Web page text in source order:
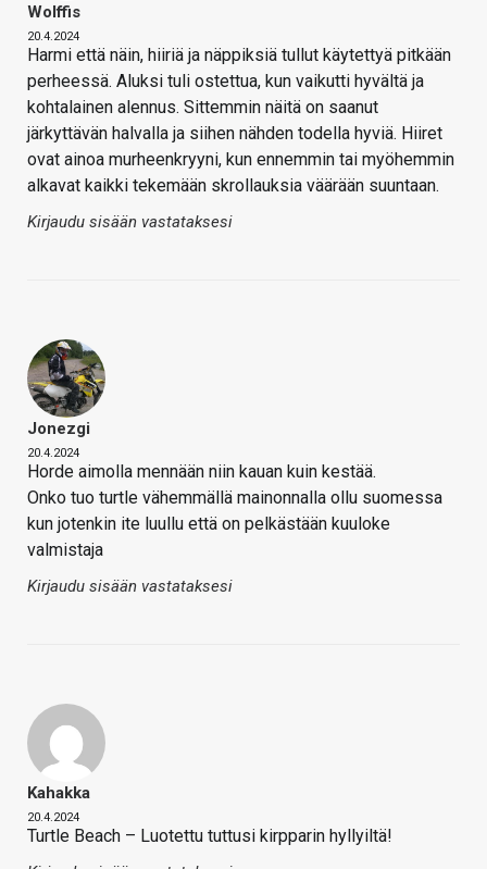
Wolffis
20.4.2024
Harmi että näin, hiiriä ja näppiksiä tullut käytettyä pitkään
perheessä. Aluksi tuli ostettua, kun vaikutti hyvältä ja
kohtalainen alennus. Sittemmin näitä on saanut
järkyttävän halvalla ja siihen nähden todella hyviä. Hiiret
ovat ainoa murheenkryyni, kun ennemmin tai myöhemmin
alkavat kaikki tekemään skrollauksia väärään suuntaan.
Kirjaudu sisään vastataksesi
Jonezgi
20.4.2024
Horde aimolla mennään niin kauan kuin kestää.
Onko tuo turtle vähemmällä mainonnalla ollu suomessa
kun jotenkin ite luullu että on pelkästään kuuloke
valmistaja
Kirjaudu sisään vastataksesi
Kahakka
20.4.2024
Turtle Beach – Luotettu tuttusi kirpparin hyllyiltä!